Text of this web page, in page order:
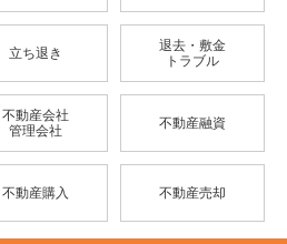
立ち退き
退去・敷金
トラブル
不動産会社
管理会社
不動産融資
不動産購入 不動産売却